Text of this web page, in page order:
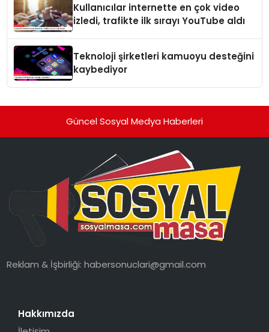
Kullanıcılar internette en çok video
izledi, trafikte ilk sırayı YouTube aldı
Teknoloji şirketleri kamuoyu desteğini
kaybediyor
Güncel Sosyal Medya Haberleri
Reklam & İşbirliği:habersonuclari@gmail.com
Hakkımızda